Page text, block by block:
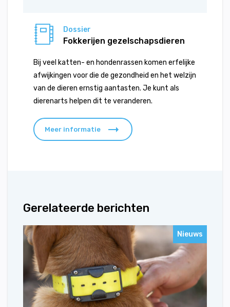
Dossier
Fokkerijen gezelschapsdieren
Bij veel katten- en hondenrassen komen erfelijke
afwijkingen voor die de gezondheid en het welzijn
van de dieren ernstig aantasten. Je kunt als
dierenarts helpen dit te veranderen.
Meer informatie
Gerelateerde berichten
Nieuws